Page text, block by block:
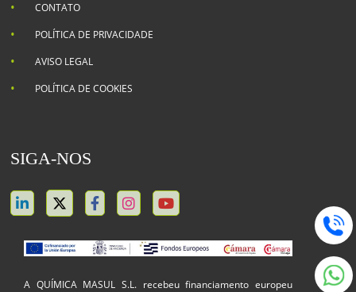
CONTATO
POLÍTICA DE PRIVACIDADE
AVISO LEGAL
POLÍTICA DE COOKIES
SIGA-NOS
A QUÍMICA MASUL S.L. recebeu financiamento europeu